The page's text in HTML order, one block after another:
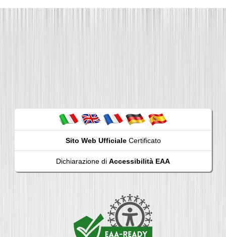
Sito Web UfficialeCertificato
Dichiarazione di Accessibilità EAA